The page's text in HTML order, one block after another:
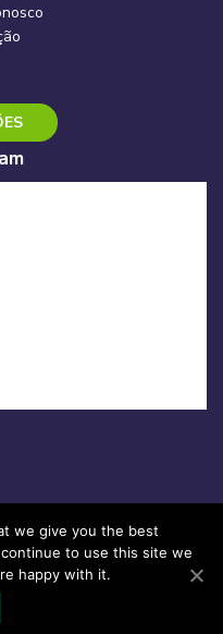
Privacidade
direitos reservados.
we give you the best
to use this site we
happy with it.